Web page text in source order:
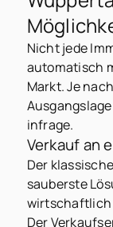
Nicht jede
automatisch
Markt. Je
infrage.
Verkauf an
Der
sauberste
wirtschaftlich
Der